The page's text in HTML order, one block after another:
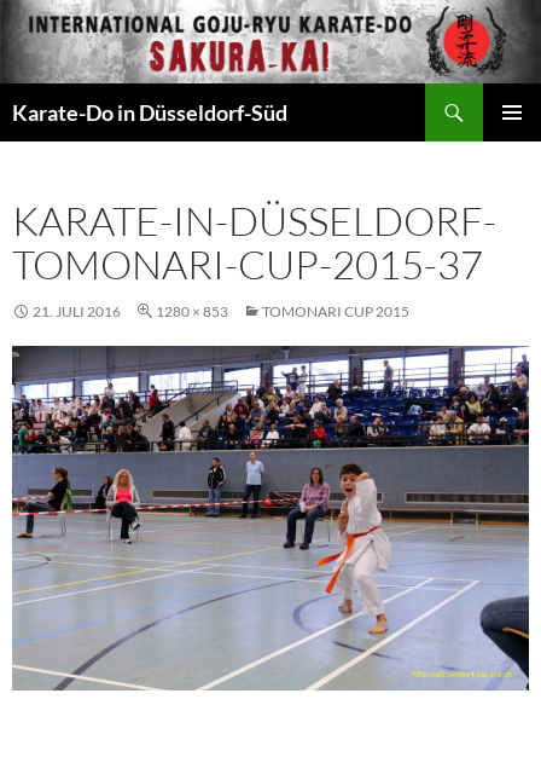
Zum
Inhalt
springen
Karate-Do in Düsseldorf-Süd
KARATE-IN-DÜSSELDORF-
TOMONARI-CUP-2015-37
21. JULI 2016 1280 × 853 TOMONARI CUP 2015